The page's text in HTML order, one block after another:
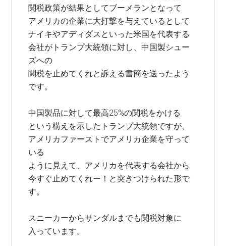
関税政策が結果としてブーメランとなって
アメリカの企業に大打撃を与えているとして
ナイキやアディダスといった米国を代表する
会社がトランプ大統領に対し、中国製シュー
ズへの
関税を止めてくれと訴える書簡を送ったよう
です。
中国製品に対して最高25%の関税をかける
という構えを示したトランプ大統領ですが、
アメリカファーストでアメリカ企業を守って
いる
ように見えて、アメリカを代表する会社から
今すぐ止めてくれー！と突きつけられた形で
す。
スニーカーからサンダルまでも関税対象に
入っています。